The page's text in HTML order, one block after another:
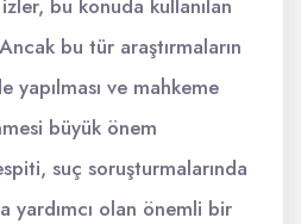
bu konuda kullanılan
bu tür araştırmaların
yapılması ve mahkeme
büyük önem
suç soruşturmalarında
yardımcı olan önemli bir